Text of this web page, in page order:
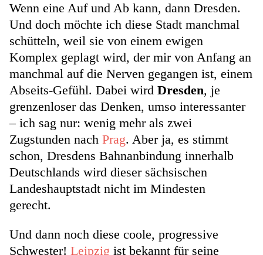
Wenn eine Auf und Ab kann, dann Dresden.
Und doch möchte ich diese Stadt manchmal
schütteln, weil sie von einem ewigen
Komplex geplagt wird, der mir von Anfang an
manchmal auf die Nerven gegangen ist, einem
Abseits-Gefühl. Dabei wird Dresden, je
grenzenloser das Denken, umso interessanter
– ich sag nur: wenig mehr als zwei
Zugstunden nach Prag. Aber ja, es stimmt
schon, Dresdens Bahnanbindung innerhalb
Deutschlands wird dieser sächsischen
Landeshauptstadt nicht im Mindesten
gerecht.
Und dann noch diese coole, progressive
Schwester! Leipzig ist bekannt für seine